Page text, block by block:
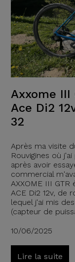
Axxome III
Ace Di2
32
Après ma visite
Rouvigines où
après avoir
commercial
AXXOME III
ACE Di2 12v, de
lequel j'ai mis
(capteur de
10/06/2025
Lire la suite